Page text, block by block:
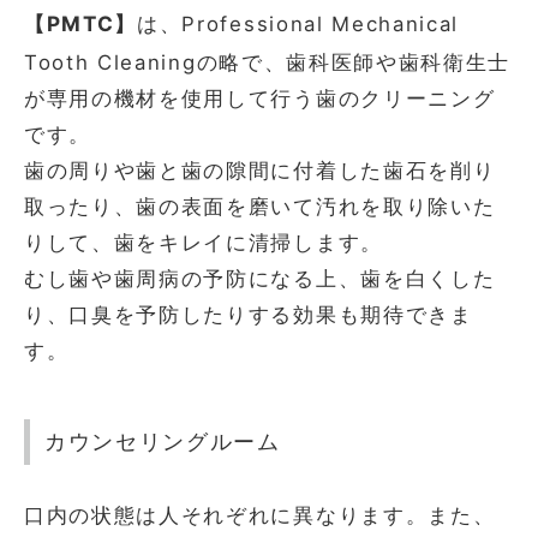
【PMTC】 は、Professional Mechanical
Tooth Cleaningの略で、歯科医師や歯科衛生士
が専用の機材を使用して行う歯のクリーニング
です。
歯の周りや歯と歯の隙間に付着した歯石を削り
取ったり、歯の表面を磨いて汚れを取り除いた
りして、歯をキレイに清掃します。
むし歯や歯周病の予防になる上、歯を白くした
り、口臭を予防したりする効果も期待できま
す。
カウンセリングルーム
口内の状態は人それぞれに異なります。また、